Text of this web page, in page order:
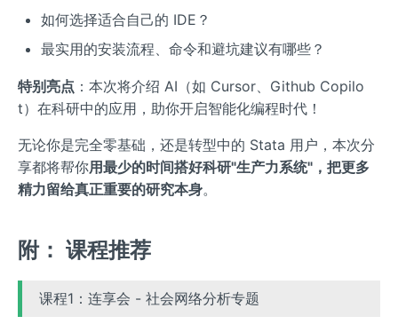
如何选择适合自己的 IDE？
最实用的安装流程、命令和避坑建议有哪些？
特别亮点 ：本次将介绍 AI（如 Cursor、Github Copilo
t）在科研中的应用，助你开启智能化编程时代！
无论你是完全零基础，还是转型中的 Stata 用户，本次分
享都将帮你用最少的时间搭好科研"生产力系统"，把更多
精力留给真正重要的研究本身。
附： 课程推荐
课程1：连享会 - 社会网络分析专题